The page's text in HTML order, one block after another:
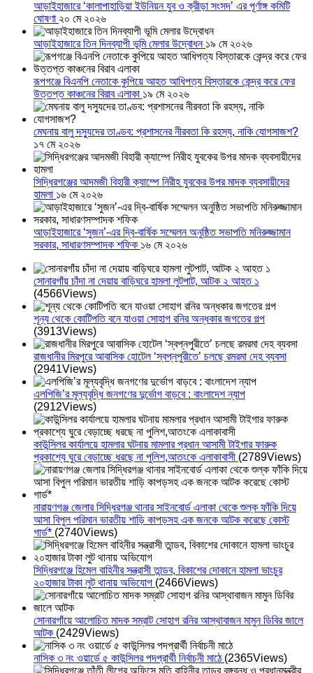
আড়াইহাজারে ‘কালাপাহাড়িয়া ইউনিয়ন যুব ও ক্রীড়া সংসদ’ এর পূর্ণাঙ্গ কমিটি
ঘোষণা ২০ মে ২০২৬
আড়াইহাজারে তিন দিনব্যাপী ভূমি মেলার উদ্বোধন ১৯ মে ২০২৬
রূপগঞ্জে বিএনপি নেতাকে কুপিয়ে আহত আধিপত্য বিস্তারকে কেন্দ্র করে ফের
উত্তপ্ত কাঞ্চনের বিরাব এলাকা ১৯ মে ২০২৬
মেঘনায় বালু দস্যুদের তাণ্ডব: প্রশাসনের নীরবতা কি রহস্য, নাকি যোগসাজশ?
১৭ মে ২০২৬
সিদ্ধিরগঞ্জের আদমজী বিহারী ক্যাম্পে নিরীহ যুবকের উপর মাদক ব্যবসায়ীদের
হামলা ১৬ মে ২০২৬
আড়াইহাজারে ‘সুজন’-এর দ্বি-বার্ষিক সম্মেলন অনুষ্ঠিত সভাপতি মনিরুজ্জামান
সরকার, সাধারণসম্পাদক শফিক ১৬ মে ২০২৬
সোনারগাঁয় চাঁদা না দেয়ায় বাড়িঘরে হামলা লুটপাট, আটক ২ আহত ১
(4566Views)
শূন্য থেকে কোটিপতি বনে যাওয়া সোহাগ রনির অন্ধকার জগতের গল্প
(3913Views)
রাজধানীর মিরপুরে আবাসিক হোটেল ‘স্বপ্নপুরীতে’ চলছে রমরমা দেহ ব্যবসা
(2941Views)
এলপিজি’র মূল্যবৃদ্ধি জনগণের দুর্ভোগ বাড়বে : বাংলাদেশ ন্যাপ
(2912Views)
কাউন্সিলর কার্যালয়ে হামলার ঘটনায় মামলার প্রধান আসামী টাইগার ফারুক
প্রকাশ্যে ঘুরে বেড়াচ্ছে ধরছে না পুলিশ,আতংকে এলাকাবাসী (2789Views)
নারায়ণগঞ্জ জেলার সিদ্ধিরগঞ্জ থানার সাইনবোর্ড এলাকা থেকে শুল্ক ফাঁকি দিয়ে
আসা বিপুল পরিমান ভারতীয় শাড়ি কাপড়সহ এক জনকে আটক করেছে কোস্ট
গার্ড* (2740Views)
সিদ্ধিরগঞ্জে হিমেল বাহিনীর সন্ত্রাসী তান্ডব, বিকাশের দোকানে হামলা ভাংচুর
২০হাজার টাকা লুট থানায় অভিযোগ (2466Views)
সোনারগাঁয়ে আলোচিত মাদক সম্রাট সোহাগ রনির আস্থাবাজন মামুন ডিবির জালে
আটক (2429Views)
নাসিক ৩ নং ওয়ার্ডে ৫ কাউন্সিলর পদপ্রার্থী নির্বাচনী মাঠে (2365Views)